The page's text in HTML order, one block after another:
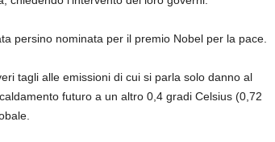
persino nominata per il premio Nobel per la pace.
tagli alle emissioni di cui si parla solo danno al
futuro a un altro 0,4 gradi Celsius (0,72